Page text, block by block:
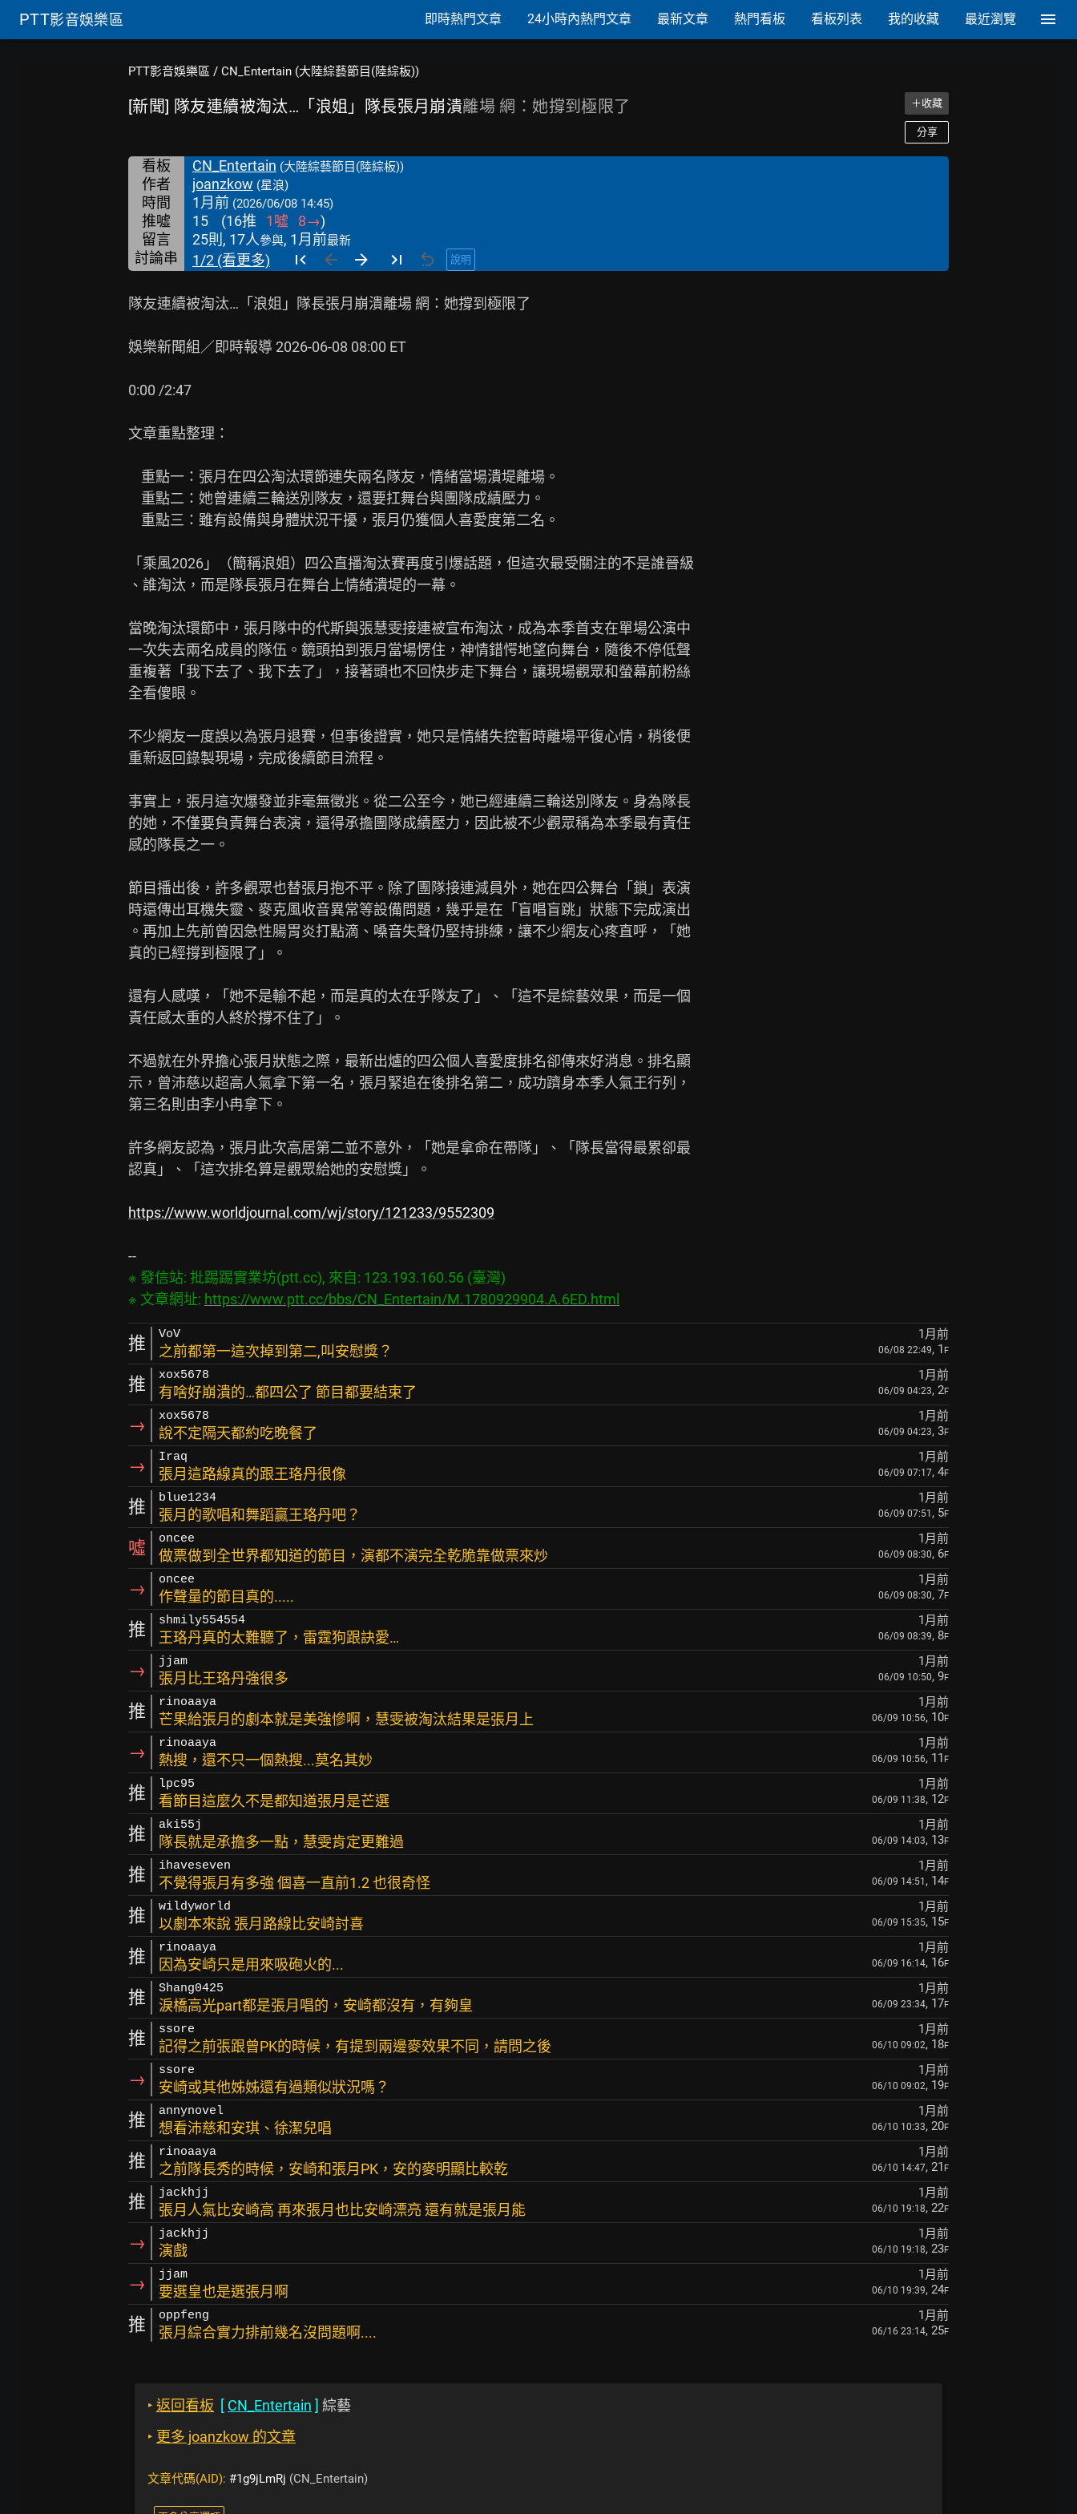
PTT影音娛樂區 即時熱門文章 24小時內熱門文章 最新文章 熱門看板 看板列表 我的收藏 最近瀏覽
PTT影音娛樂區 / CN_Entertain (大陸綜藝節目(陸綜板))
[新聞] 隊友連續被淘汰…「浪姐」隊長張月崩潰離場 網：她撐到極限了 ＋收藏
分享
看板 CN_Entertain (大陸綜藝節目(陸綜板))
作者 joanzkow (星浪)
時間 1月前 (2026/06/08 14:45)
推噓 15 (16推 1噓 8→)
留言
25則, 17人參與, 1月前最新
討論串 1/2 (看更多) 說明
隊友連續被淘汰…「浪姐」隊長張月崩潰離場 網：她撐到極限了
娛樂新聞組／即時報導 2026-06-08 08:00 ET
0:00 /2:47
文章重點整理：
「乘風2026」（簡稱浪姐）四公直播淘汰賽再度引爆話題，但這次最受關注的不是誰晉級
、誰淘汰，而是隊長張月在舞台上情緒潰堤的一幕。
當晚淘汰環節中，張月隊中的代斯與張慧雯接連被宣布淘汰，成為本季首支在單場公演中
一次失去兩名成員的隊伍。鏡頭拍到張月當場愣住，神情錯愕地望向舞台，隨後不停低聲
重複著「我下去了、我下去了」，接著頭也不回快步走下舞台，讓現場觀眾和螢幕前粉絲
全看傻眼。
不少網友一度誤以為張月退賽，但事後證實，她只是情緒失控暫時離場平復心情，稍後便
重新返回錄製現場，完成後續節目流程。
事實上，張月這次爆發並非毫無徵兆。從二公至今，她已經連續三輪送別隊友。身為隊長
的她，不僅要負責舞台表演，還得承擔團隊成績壓力，因此被不少觀眾稱為本季最有責任
感的隊長之一。
節目播出後，許多觀眾也替張月抱不平。除了團隊接連減員外，她在四公舞台「鎖」表演
時還傳出耳機失靈、麥克風收音異常等設備問題，幾乎是在「盲唱盲跳」狀態下完成演出
。再加上先前曾因急性腸胃炎打點滴、嗓音失聲仍堅持排練，讓不少網友心疼直呼，「她
真的已經撐到極限了」。
還有人感嘆，「她不是輸不起，而是真的太在乎隊友了」、「這不是綜藝效果，而是一個
責任感太重的人終於撐不住了」。
不過就在外界擔心張月狀態之際，最新出爐的四公個人喜愛度排名卻傳來好消息。排名顯
示，曾沛慈以超高人氣拿下第一名，張月緊追在後排名第二，成功躋身本季人氣王行列，
第三名則由李小冉拿下。
許多網友認為，張月此次高居第二並不意外，「她是拿命在帶隊」、「隊長當得最累卻最
認真」、「這次排名算是觀眾給她的安慰獎」。
https://www.worldjournal.com/wj/story/121233/9552309
※ 發信站: 批踢踢實業坊(ptt.cc), 來自: 123.193.160.56 (臺灣)
※ 文章網址: https://www.ptt.cc/bbs/CN_Entertain/M.1780929904.A.6ED.html
推 VoV 1月前
之前都第一這次掉到第二,叫安慰獎？ 06/08 22:49, 1 F
推 xox5678 1月前
有啥好崩潰的…都四公了 節目都要結束了 06/09 04:23, 2F
→ xox5678 1月前
說不定隔天都約吃晚餐了 06/09 04:23, 3F
→ Iraq 1月前
張月這路線真的跟王珞丹很像 06/09 07:17, 4F
推 blue1234 1月前
張月的歌唱和舞蹈贏王珞丹吧？ 06/09 07:51 , 5F
噓 oncee 1月前
做票做到全世界都知道的節目，演都不演完全乾脆靠做票來炒 06/09 08:30, 6F
→ oncee 1月前
作聲量的節目真的..... 06/09 08:30, 7F
推 shmily554554 1月前
王珞丹真的太難聽了，雷霆狗跟訣愛… 06/09 08:39, 8F
→ jjam 1月前
張月比王珞丹強很多 06/09 10:50, 9F
推 rinoaaya 1月前
芒果給張月的劇本就是美強慘啊，慧雯被淘汰結果是張月上 06/09 10:56, 10F
→ rinoaaya 1月前
熱搜，還不只一個熱搜...莫名其妙 06/09 10:56, 11 F
推 lpc95 1月前
看節目這麼久不是都知道張月是芒選 06/09 11:38, 12F
推 aki55j 1月前
隊長就是承擔多一點，慧雯肯定更難過 06/09 14:03, 13F
推 ihaveseven 1月前
不覺得張月有多強 個喜一直前1.2 也很奇怪 06/09 14:51 , 14F
推 wildyworld 1月前
以劇本來說 張月路線比安崎討喜 06/09 15:35, 15F
推 rinoaaya 1月前
因為安崎只是用來吸砲火的... 06/09 16:14, 16F
推 Shang0425 1月前
淚橋高光part都是張月唱的，安崎都沒有，有夠皇 06/09 23:34, 17F
推 ssore 1月前
記得之前張跟曾PK的時候，有提到兩邊麥效果不同，請問之後 06/10 09:02, 18F
→ ssore 1月前
安崎或其他姊姊還有過類似狀況嗎？ 06/10 09:02, 19F
推 annynovel 1月前
想看沛慈和安琪、徐潔兒唱 06/10 10:33, 20F
推 rinoaaya 1月前
之前隊長秀的時候，安崎和張月PK，安的麥明顯比較乾 06/10 14:47, 21 F
推 jackhjj 1月前
張月人氣比安崎高 再來張月也比安崎漂亮 還有就是張月能 06/10 19:18, 22F
→ jackhjj 1月前
演戲 06/10 19:18, 23F
→ jjam 1月前
要選皇也是選張月啊 06/10 19:39, 24F
推 oppfeng 1月前
張月綜合實力排前幾名沒問題啊.... 06/16 23:14, 25F
‣ 返回看板 [ CN_Entertain ] 綜藝
‣ 更多 joanzkow 的文章
文章代碼(AID): #1g9jLmRj (CN_Entertain)